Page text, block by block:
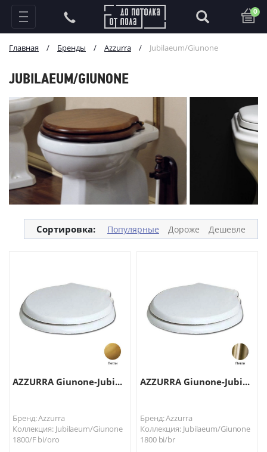
0
Главная / Бренды / Azzurra / Jubilaeum/Giunone
JUBILAEUM/GIUNONE
Сортировка: Популярные Дороже Дешевле
AZZURRA Giunone-Jubi...
Бренд: Azzurra
Коллекция: Jubilaeum/Giunone
1800/F bi/oro
AZZURRA Giunone-Jubi...
Бренд: Azzurra
Коллекция: Jubilaeum/Giunone
1800 bi/br